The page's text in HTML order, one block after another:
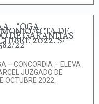
“OGA –ACTA DE
DE GARANTIAS
2022. S/
22
– CONCORDIA – ELEVA
JUZGADO DE
OCTUBRE 2022.